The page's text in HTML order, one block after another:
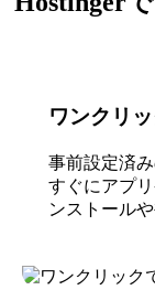
ワンクリ
事前設定済
すぐにアプ
ンストール